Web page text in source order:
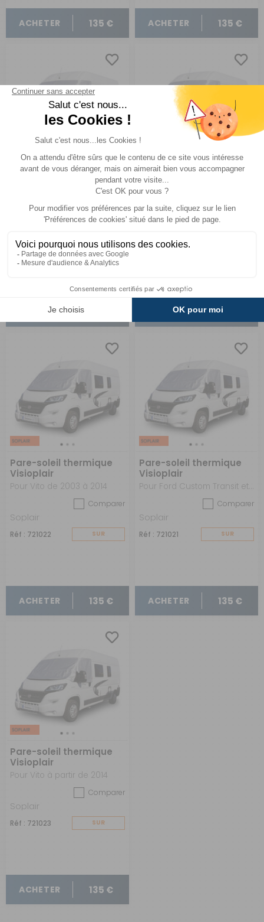
ACHETER 135 € ACHETER 135 €
Pare-soleil thermique
Pour Jumpy II / Scudo II / Expert II / Pro Ace de 2007 à 2016
Comparer
Réf : 721019 EN STOCK
ACHETER
Pare-soleil thermique
Visioplair
Pour Trafic II de 2001 à 2014
Réf : 720639
ACHETER 135 €
Pare-soleil thermique
Visioplair
Pour Vito de 2003 à 2014
Comparer
Soplair
Réf : 721022
SUR
ACHETER 135 €
Pare-soleil thermique
Visioplair
Comparer
Soplair
Réf : 721021
SUR
ACHETER 135 €
Pare-soleil thermique
Visioplair
Pour Vito à partir de 2014
Comparer
Soplair
Réf : 721023
SUR
ACHETER 135 €